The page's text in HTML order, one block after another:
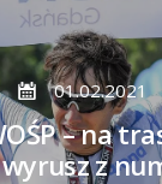
01.02.2021
– na
z